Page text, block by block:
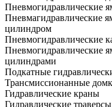
Пневмогидравлические
Пневмагидравлические
цилиндром
Пневмогидравлические
Пневмогидравлические
цилиндрами
Подкатные
Трансмиссионанные
Гидравлические краны
Гидравлические траверсы